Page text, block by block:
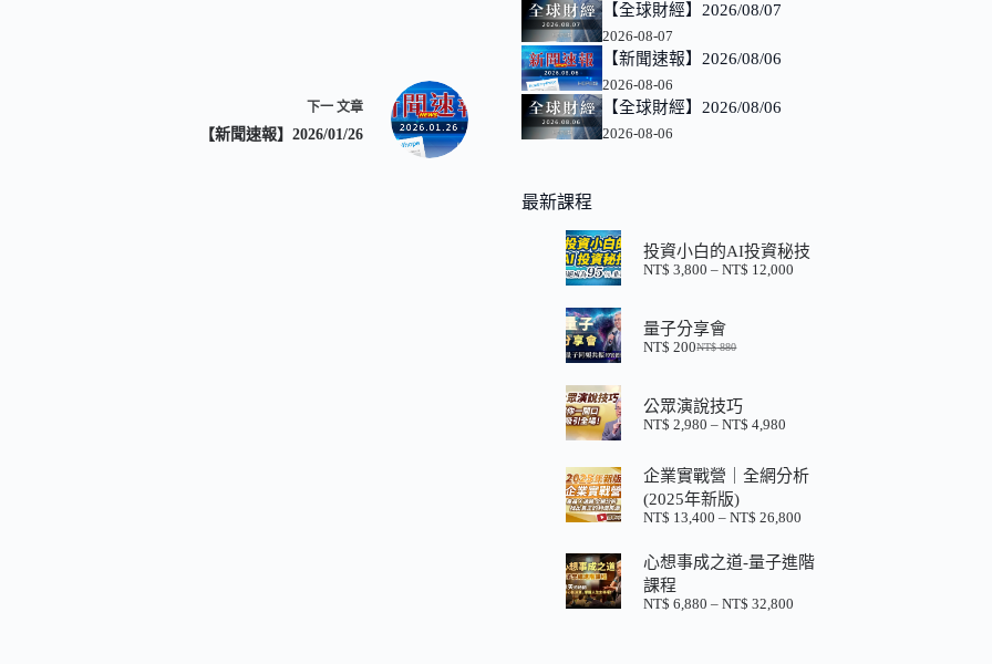
下一 文章
【新聞速報】2026/01/26
【全球財經】2026/08/07
2026-08-07
【新聞速報】2026/08/06
2026-08-06
【全球財經】2026/08/06
2026-08-06
最新課程
投資小白的AI投資秘技
NT$ 3,800 – NT$ 12,000
量子分享會
NT$880
原
價
格：
NT$ 200
目
價
格：
公眾演說技巧
NT$ 2,980 – NT$ 4,980
範
圍：
到
企業實戰營｜全網分析
(2025年新版)
NT$ 13,400 – NT$ 26,800
範
心想事成之道-量子進階
課程
NT$ 6,880 – NT$ 32,800